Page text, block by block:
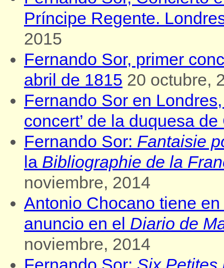
Príncipe Regente.
2015
Fernando Sor, primer
abril de 1815 20 octubre,
Fernando Sor en
concert’ de la duquesa
Fernando Sor: Fantaisie
la Bibliographie de la
noviembre, 2014
Antonio Chocano tiene
anuncio en el Diario de
noviembre, 2014